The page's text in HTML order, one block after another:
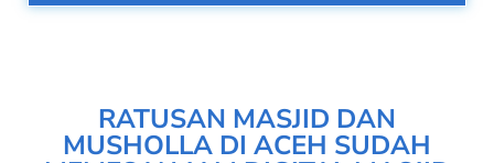
RATUSAN MASJID DAN
MUSHOLLA DI ACEH SUDAH